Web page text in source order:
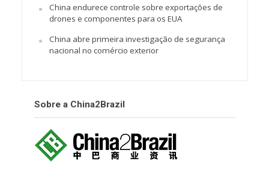
China endurece controle sobre exportações de
drones e componentes para os EUA
China abre primeira investigação de segurança
nacional no comércio exterior
Sobre a China2Brazil